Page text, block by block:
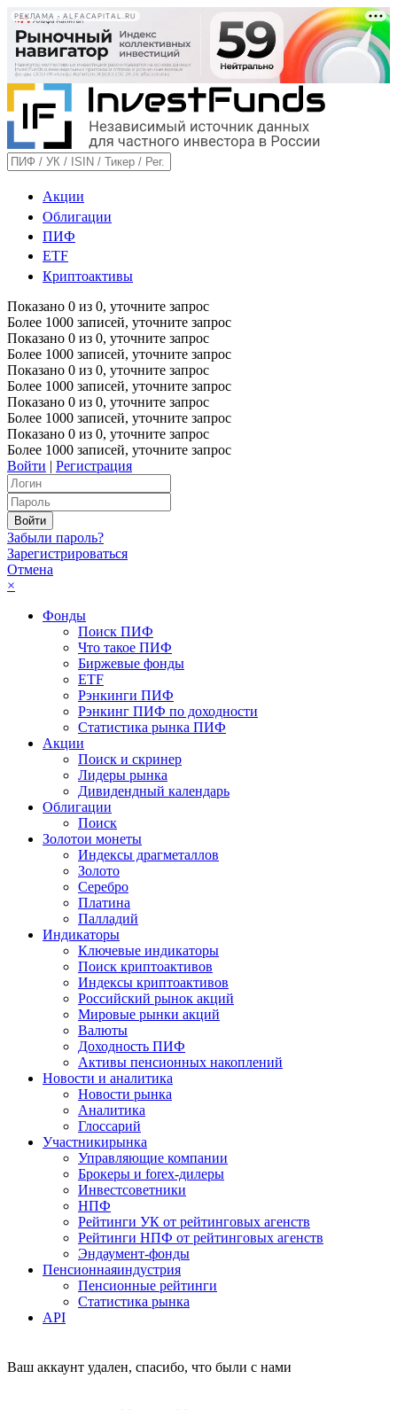
РЕКЛАМА • ALFACAPITAL.RU
Акции
Облигации
ПИФ
ETF
Криптоактивы
Показано 0 из 0, уточните запрос
Более 1000 записей, уточните запрос
Показано 0 из 0, уточните запрос
Более 1000 записей, уточните запрос
Показано 0 из 0, уточните запрос
Более 1000 записей, уточните запрос
Показано 0 из 0, уточните запрос
Более 1000 записей, уточните запрос
Показано 0 из 0, уточните запрос
Более 1000 записей, уточните запрос
Войти | Регистрация
Забыли пароль?
Зарегистрироваться
Отмена
×
Фонды
Поиск ПИФ
Что такое ПИФ
Биржевые фонды
ETF
Рэнкинги ПИФ
Рэнкинг ПИФ по доходности
Статистика рынка ПИФ
Акции
Поиск и скринер
Лидеры рынка
Дивидендный календарь
Облигации
Поиск
Золотои монеты
Индексы драгметаллов
Золото
Серебро
Платина
Палладий
Индикаторы
Ключевые индикаторы
Поиск криптоактивов
Индексы криптоактивов
Российский рынок акций
Мировые рынки акций
Валюты
Доходность ПИФ
Активы пенсионных накоплений
Новости и аналитика
Новости рынка
Аналитика
Глоссарий
Участникирынка
Управляющие компании
Брокеры и forex-дилеры
Инвестсоветники
НПФ
Рейтинги УК от рейтинговых агенств
Рейтинги НПФ от рейтинговых агенств
Эндаумент-фонды
Пенсионнаяиндустрия
Пенсионные рейтинги
Статистика рынка
API
Ваш аккаунт удален, спасибо, что были с нами